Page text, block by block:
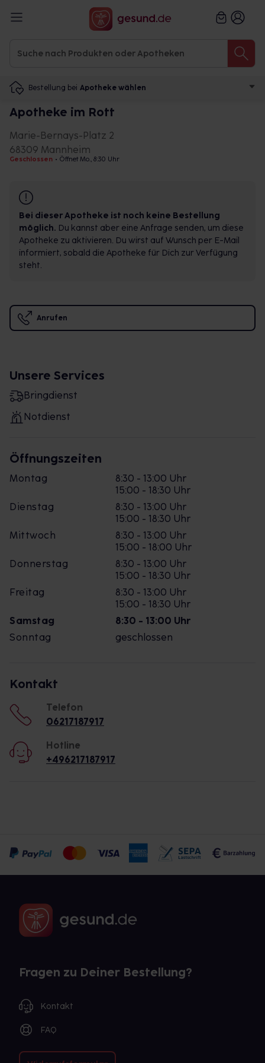
Bestellung bei Apotheke wählen
Apotheke im Rott
Marie-Bernays-Platz 2
68309 Mannheim
Geschlossen • Öffnet Mo., 8:30 Uhr
Bei dieser Apotheke ist noch keine Bestellung
möglich. Du kannst aber eine Anfrage senden, um diese
Apotheke zu aktivieren. Du wirst auf Wunsch per E-Mail
informiert, sobald die Apotheke für Dich zur Verfügung
steht.
Anrufen
Unsere Services
Bringdienst
Notdienst
Öffnungszeiten
Montag
8:30 - 13:00 Uhr
15:00 - 18:30 Uhr
Dienstag
8:30 - 13:00 Uhr
15:00 - 18:30 Uhr
Mittwoch
8:30 - 13:00 Uhr
15:00 - 18:00 Uhr
Donnerstag
8:30 - 13:00 Uhr
15:00 - 18:30 Uhr
Freitag
8:30 - 13:00 Uhr
15:00 - 18:30 Uhr
Samstag
8:30 - 13:00 Uhr
Sonntag
geschlossen
Kontakt
Telefon
06217187917
Hotline
+496217187917
Fragen zu Deiner Bestellung?
Kontakt
FAQ